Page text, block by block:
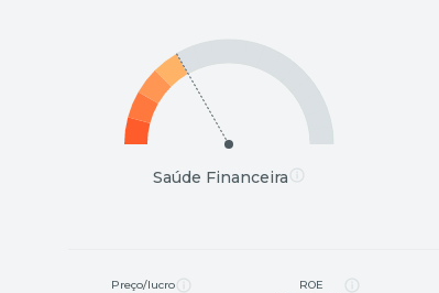
Saúde Financeira
Preço/lucro ROE